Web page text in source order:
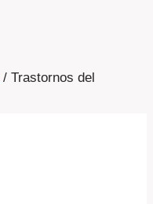
/ Trastornos del